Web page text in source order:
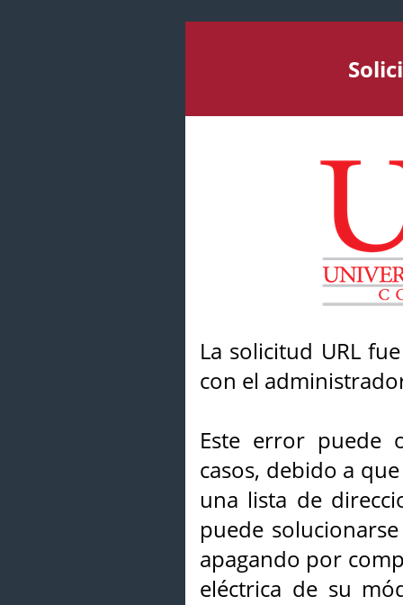
La solicitud URL
con el
Este error puede
casos, debido a
una lista de
puede
apagando por
eléctrica de su